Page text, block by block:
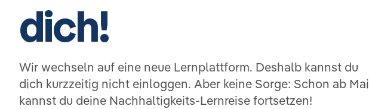
dich!
Wir wechseln auf eine neue Lernplattform. Deshalb kannst du
dich kurzzeitig nicht einloggen. Aber keine Sorge: Schon ab Mai
kannst du deine Nachhaltigkeits-Lernreise fortsetzen!